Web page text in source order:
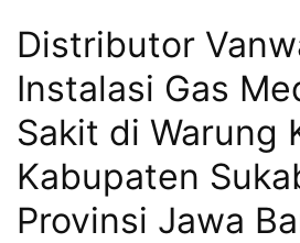
Distributor
Instalasi Gas
Sakit di Warung
Kabupaten
Provinsi Jawa